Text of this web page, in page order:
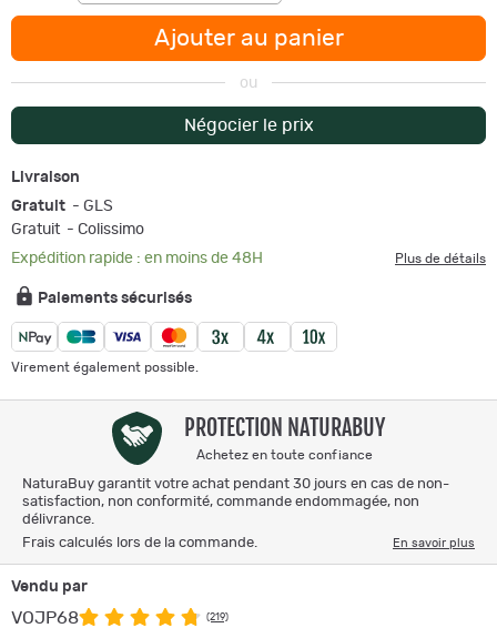
Ajouter au panier
ou
Négocier le prix
Livraison
Gratuit - GLS
Gratuit - Colissimo
Expédition rapide : en moins de 48H
Plus de détails
Paiements sécurisés
Virement également possible.
PROTECTION NATURABUY
Achetez en toute confiance
NaturaBuy garantit votre achat pendant 30 jours en cas de non-
satisfaction, non conformité, commande endommagée, non
délivrance.
Frais calculés lors de la commande.
En savoir plus
Vendu par
VOJP68 (219)